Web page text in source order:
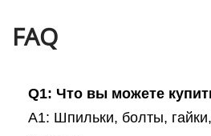
FAQ
Q1: Что вы можете
A1: Шпильки, болты,